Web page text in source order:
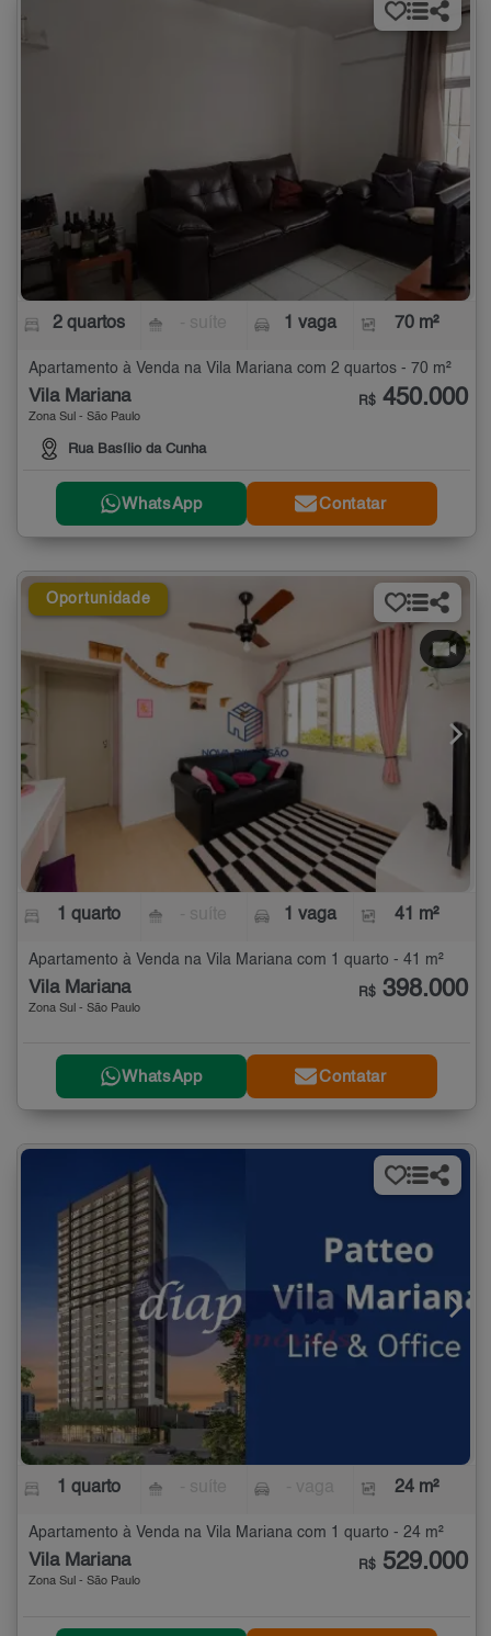
2 quartos 1 vaga 70 m²
Apartamento à Venda na Vila Mariana com 2 quartos - 70 m²
Vila Mariana
Zona Sul - São Paulo
Rua Basílio da Cunha
R$ 450.000
WhatsApp Contatar
Oportunidade
1 quarto 1 vaga 41 m²
Apartamento à Venda na Vila Mariana com 1 quarto - 41 m²
Vila Mariana
Zona Sul - São Paulo
R$ 398.000
WhatsApp Contatar
1 quarto 24 m²
Apartamento à Venda na Vila Mariana com 1 quarto - 24 m²
Vila Mariana
Zona Sul - São Paulo
R$ 529.000